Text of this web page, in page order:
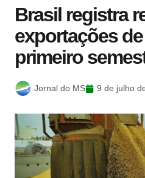
Brasil registra
exportações
primeiro
Jornal do MS 9 de julho